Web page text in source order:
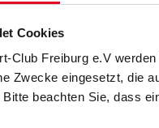
Cookies
Club Freiburg e.V
Zwecke eingesetzt, die
beachten Sie, dass
bis zum 05. September im
innen, Student/innen,
noch an der Tageskasse
erhalten kostenlosen
für je 5 Euro erhältlich.